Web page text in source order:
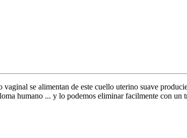
se alimentan de este cuello uterino suave
humano ... y lo podemos eliminar facilmente con un